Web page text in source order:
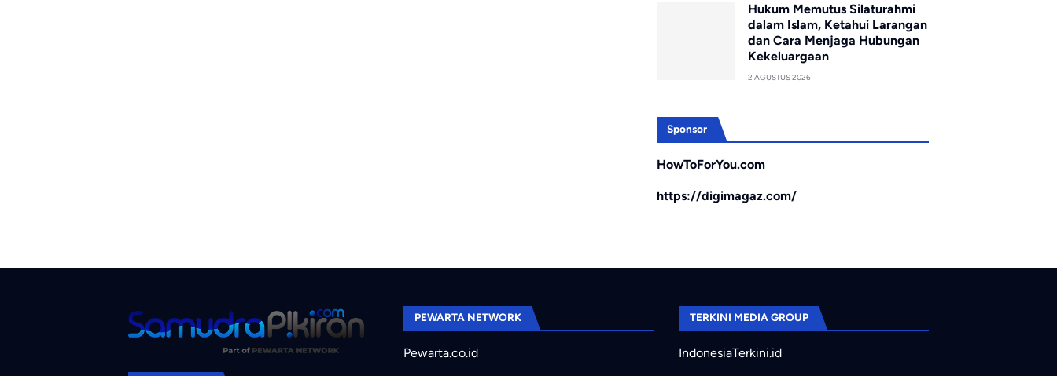
Hukum Memutus Silaturahmi
dalam Islam, Ketahui Larangan
dan Cara Menjaga Hubungan
Kekeluargaan
2 AGUSTUS 2026
Sponsor
HowToForYou.com
https://digimagaz.com/
PEWARTA NETWORK
Pewarta.co.id
TERKINI MEDIA GROUP
IndonesiaTerkini.id